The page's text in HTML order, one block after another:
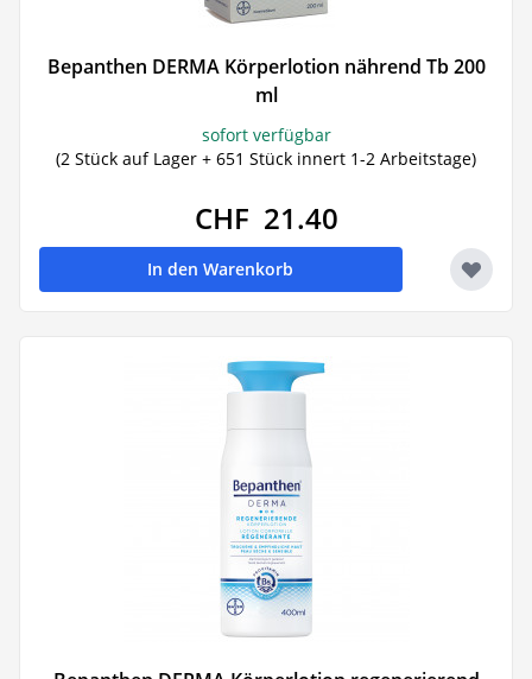
Bepanthen DERMA Körperlotion nährend Tb 200
ml
sofort verfügbar
(2 Stück auf Lager + 651 Stück innert 1-2 Arbeitstage)
CHF 21.40
In den Warenkorb